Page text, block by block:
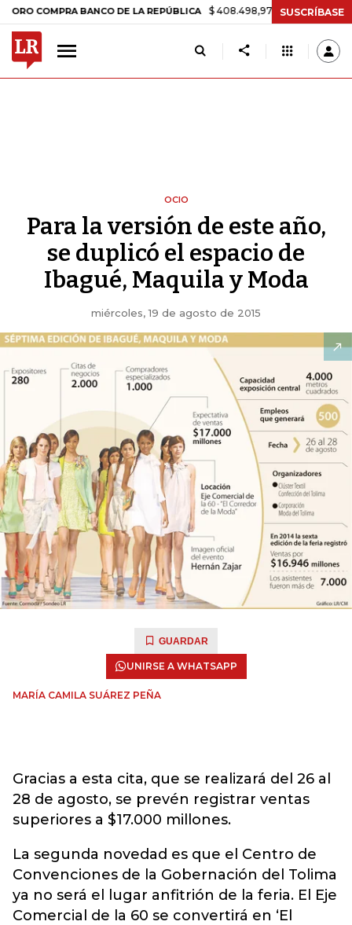
BANCO DE LA REPÚBLICA $ 408.498,97 +$ 8.753,81 +2,19%
SUSCRÍBASE
OCIO
Para la versión de este año,
se duplicó el espacio de
Ibagué, Maquila y Moda
miércoles, 19 de agosto de 2015
GUARDAR
UNIRSE A WHATSAPP
MARÍA CAMILA SUÁREZ PEÑA
Gracias a esta cita, que se realizará del 26 al
28 de agosto, se prevén registrar ventas
superiores a $17.000 millones.
La segunda novedad es que el Centro de
Convenciones de la Gobernación del Tolima
ya no será el lugar anfitrión de la feria. El Eje
Comercial de la 60 se convertirá en ‘El